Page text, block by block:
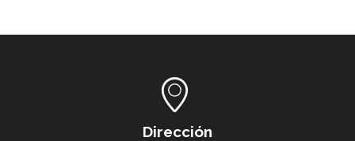
Dirección